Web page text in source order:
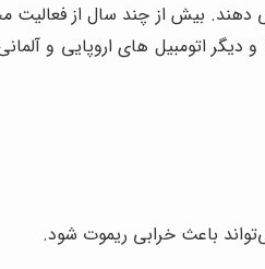
دهند. بیش از چند سال از فعالیت
اتومبیل های اروپایی و
باعث خرابی ریموت شود.